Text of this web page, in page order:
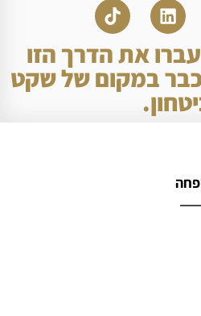
את הדרך הזו
כבר במקום של שקט